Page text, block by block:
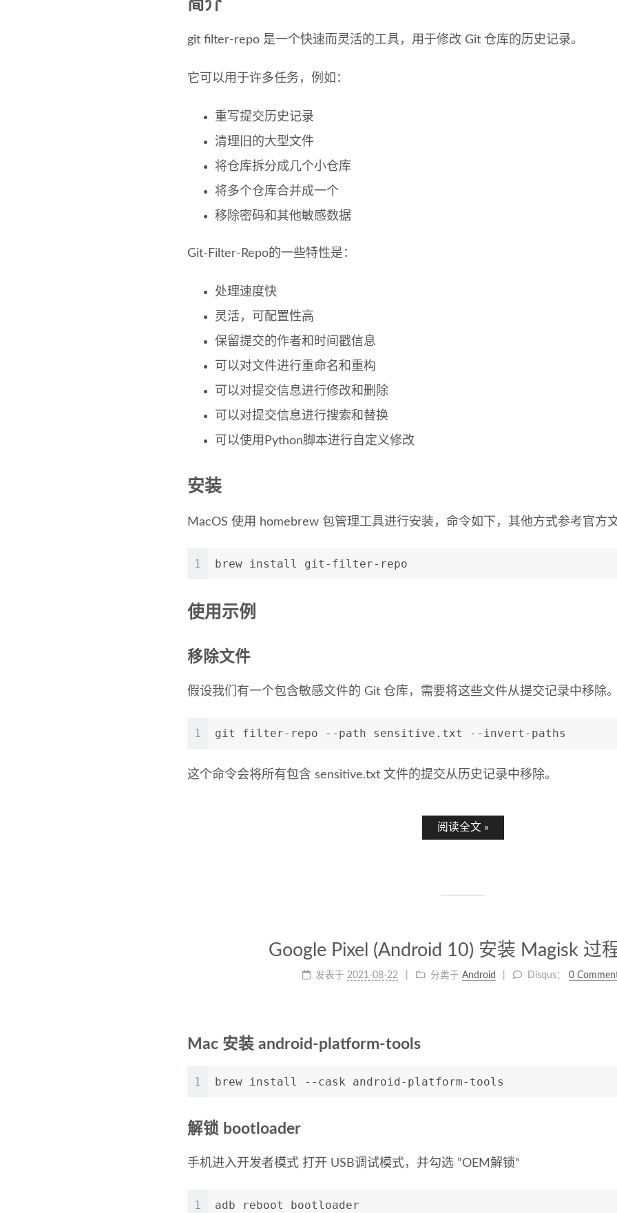
简介
git filter-repo 是一个快速而灵活的工具，用于修改 Git 仓库的历史记录。
它可以用于许多任务，例如：
重写提交历史记录
清理旧的大型文件
将仓库拆分成几个小仓库
将多个仓库合并成一个
移除密码和其他敏感数据
Git-Filter-Repo的一些特性是：
处理速度快
灵活，可配置性高
保留提交的作者和时间戳信息
可以对文件进行重命名和重构
可以对提交信息进行修改和删除
可以对提交信息进行搜索和替换
可以使用Python脚本进行自定义修改
安装
MacOS 使用 homebrew 包管理工具进行安装，命令如下，其他方式参考官方
1 brew install git-filter-repo
使用示例
移除文件
假设我们有一个包含敏感文件的 Git 仓库，需要将这些文件从提交记录中移除
1 git filter-repo --path sensitive.txt --invert-paths
这个命令会将所有包含 sensitive.txt 文件的提交从历史记录中移除。
阅读全文 »
Google Pixel (Android 10) 安装 Magisk 过
发表于 2021-08-22 分类于 Android Disqus： 0
Mac 安装 android-platform-tools
1 brew install --cask android-platform-tools
解锁 bootloader
手机进入开发者模式 打开 USB调试模式，并勾选 ”OEM解锁“
1 adb reboot bootloader